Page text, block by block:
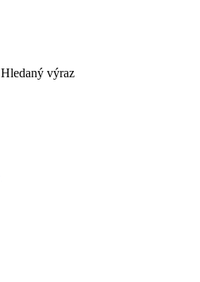
Hledaný výraz